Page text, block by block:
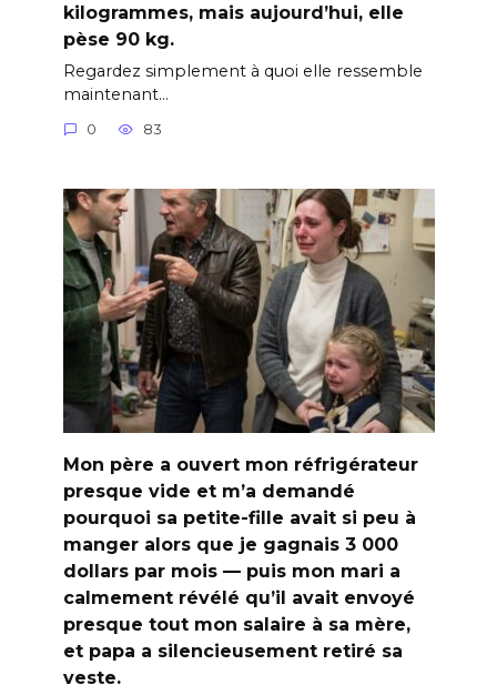
kilogrammes, mais aujourd’hui, elle
pèse 90 kg.
Regardez simplement à quoi elle ressemble
maintenant…
0 83
Mon père a ouvert mon réfrigérateur
presque vide et m’a demandé
pourquoi sa petite-fille avait si peu à
manger alors que je gagnais 3 000
dollars par mois — puis mon mari a
calmement révélé qu’il avait envoyé
presque tout mon salaire à sa mère,
et papa a silencieusement retiré sa
veste.